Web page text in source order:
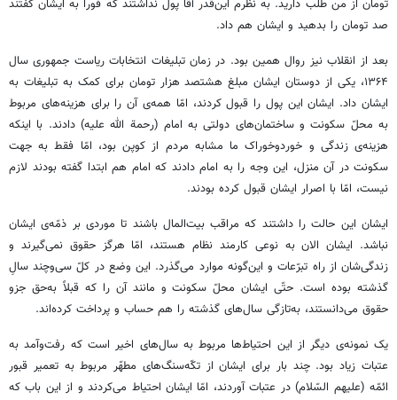
تومان از من طلب دارید. به نظرم این‌قدر آقا پول نداشتند که فوراً به ایشان گفتند
صد تومان را بدهید و ایشان هم داد.
بعد از انقلاب نیز روال همین بود. در زمان تبلیغات انتخابات ریاست جمهوری سال
۱۳۶۴، یکی از دوستان ایشان مبلغ هشتصد هزار تومان برای کمک به تبلیغات به
ایشان داد. ایشان این پول را قبول کردند، امّا همه‌ی آن را برای هزینه‌های مربوط
به محلّ سکونت و ساختمان‌های دولتی به امام (رحمة الله علیه) دادند. با اینکه
هزینه‌ی زندگی و خوردوخوراک ما مشابه مردم از کوپن بود، امّا فقط به جهت
سکونت در آن منزل، این وجه را به امام دادند که امام هم ابتدا گفته بودند لازم
نیست، امّا با اصرار ایشان قبول کرده بودند.
ایشان این حالت را داشتند که مراقب بیت‌المال باشند تا موردی بر ذمّه‌ی ایشان
نباشد. ایشان الان به نوعی کارمند نظام هستند، امّا هرگز حقوق نمی‌گیرند و
زندگی‌شان از راه تبرّعات و این‌گونه موارد می‌گذرد. این وضع در کلّ سی‌وچند سالِ
گذشته بوده است. حتّی ایشان محلّ سکونت و مانند آن را که قبلاً به‌حق جزو
حقوق می‌دانستند، به‌تازگی سال‌های گذشته را هم حساب و پرداخت کرده‌اند.
یک نمونه‌ی دیگر از این احتیاط‌ها مربوط به سال‌های اخیر است که رفت‌وآمد به
عتبات زیاد بود. چند بار برای ایشان از تکّه‌سنگ‌های مطهّر مربوط به تعمیر قبور
ائمّه (علیهم السّلام) در عتبات آوردند، امّا ایشان احتیاط می‌کردند و از این باب که